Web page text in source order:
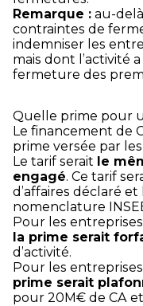
Remarque : au-
contraintes de
indemniser les
mais dont l’activité
fermeture des
Quelle prime pour
Le financement de
prime versée par
Le tarif serait le
engagé. Ce tarif
d’affaires déclaré
nomenclature
Pour les
la prime serait
d’activité.
Pour les
prime serait
pour 20M€ de CA